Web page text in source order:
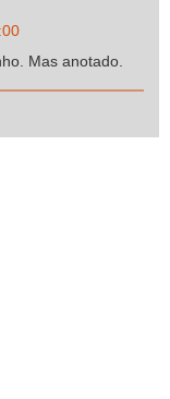
Mas anotado.